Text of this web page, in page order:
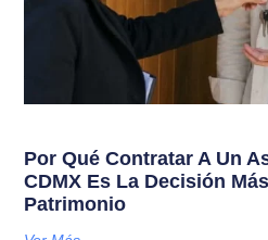
Por Qué Contratar A Un
CDMX Es La Decisión
Patrimonio